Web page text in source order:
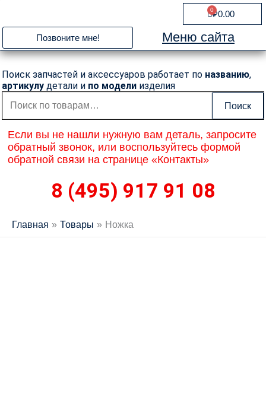
содержимому
₽0.00
0
Cart
Позвоните мне! Меню сайта
Поиск запчастей и аксессуаров работает по названию,
артикулу детали и по модели изделия
Искать:
Поиск
Если вы не нашли нужную вам деталь, запросите
обратный звонок, или воспользуйтесь формой
обратной связи на странице «Контакты»
8 (495) 917 91 08
Главная Товары Ножка